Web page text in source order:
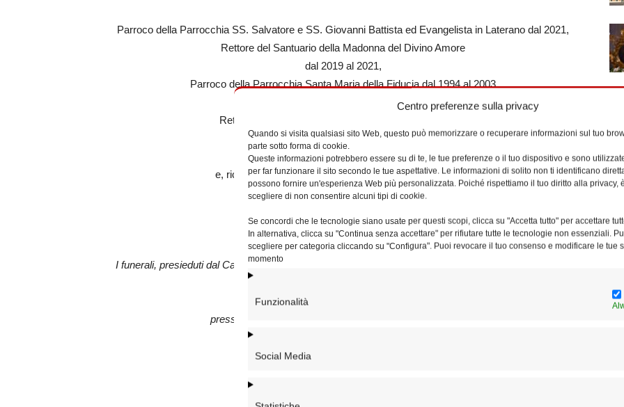
Centro preferenze sulla privacy
Quando si visita qualsiasi sito Web, questo può memorizzare o recuperare informazioni sul tuo
parte sotto forma di cookie.
Queste informazioni potrebbero essere su di te, le tue preferenze o il tuo dispositivo e sono
per far funzionare il sito secondo le tue aspettative. Le informazioni di solito non ti identificano
possono fornire un'esperienza Web più personalizzata. Poiché rispettiamo il tuo diritto alla privacy,
scegliere di non consentire alcuni tipi di cookie.
Se concordi che le tecnologie siano usate per questi scopi, clicca su "Accetta tutto" per accettare
In alternativa, clicca su "Continua senza accettare" per rifiutare tutte le tecnologie non essenziali.
scegliere per categoria cliccando su "Configura". Puoi revocare il tuo consenso e modificare le tue
momento
Funzionalità
Social Media
Parroco della Parrocchia SS. Salvatore e SS. Giovanni Battista ed Evangelista in Laterano dal 2021,
Rettore del Santuario della Madonna del Divino Amore
dal 2019 al 2021,
Parroco della Parrocchia Santa Maria della Fiducia dal 1994 al 2003
Rettore del Seminario della Madonna del Divino Amore
dal 2003 al 2009
e, ricordandone il generoso e fecondo servizio pastorale,
lo affidano all’abbraccio misericordioso di Dio
invocando la pace e la gioia del Signore.
I funerali, presieduti dal Cardinale Vicario Baldassare Reina, si svolgeranno domani, martedì 1° aprile
presso il Nuovo Santuario della Madonna del Divino Amore
(Via del Santuario, 10 – 00134 Roma)